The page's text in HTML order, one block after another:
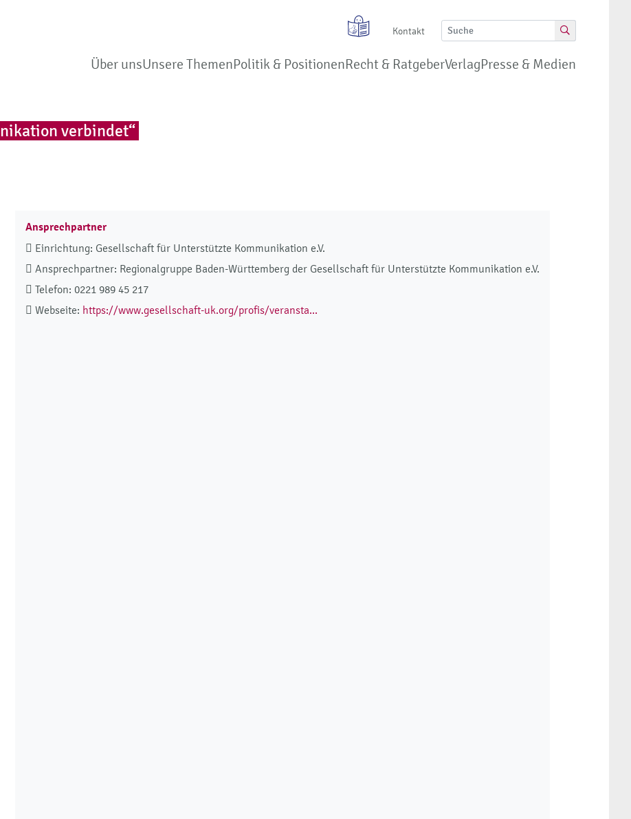
Kontakt
Über unsUnsere ThemenPolitik & PositionenRecht & RatgeberVerlagPresse & Medien
verbindet“
Ansprechpartner
Einrichtung: Gesellschaft für Unterstützte Kommunikation e.V.
Ansprechpartner: Regionalgruppe Baden-Württemberg der Gesellschaft für Unterstützte Kommunikation e.V.
Telefon: 0221 989 45 217
Webseite: https://www.gesellschaft-uk.org/profis/veransta...